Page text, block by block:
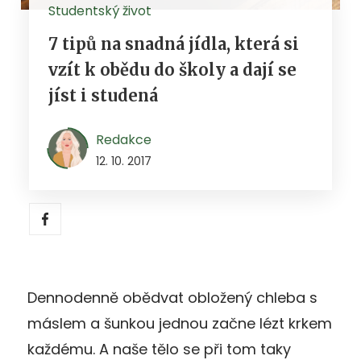
Studentský život
7 tipů na snadná jídla, která si
vzít k obědu do školy a dají se
jíst i studená
Redakce
12. 10. 2017
Dennodenně obědvat obložený chleba s
máslem a šunkou jednou začne lézt krkem
každému. A naše tělo se při tom taky